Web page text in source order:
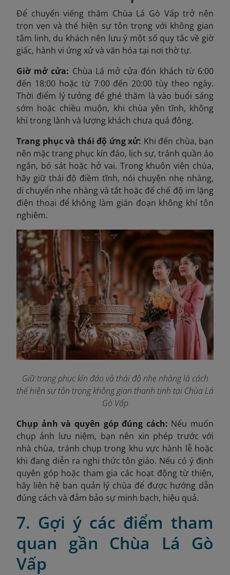
Để chuyến viếng thăm Chùa Lá Gò Vấp trở nên
trọn vẹn và thể hiện sự tôn trọng với không gian
tâm linh, du khách nên lưu ý một số quy tắc về giờ
giấc, hành vi ứng xử và văn hóa tại nơi thờ tự.
Giờ mở cửa: Chùa Lá mở cửa đón khách từ 6:00
đến 18:00 hoặc từ 7:00 đến 20:00 tùy theo ngày.
Thời điểm lý tưởng để ghé thăm là vào buổi sáng
sớm hoặc chiều muộn, khi chùa yên tĩnh, không
khí trong lành và lượng khách chưa quá đông.
Trang phục và thái độ ứng xử: Khi đến chùa, bạn
nên mặc trang phục kín đáo, lịch sự, tránh quần áo
ngắn, bó sát hoặc hở vai. Trong khuôn viên chùa,
hãy giữ thái độ điềm tĩnh, nói chuyện nhẹ nhàng,
di chuyển nhẹ nhàng và tắt hoặc để chế độ im lặng
điện thoại để không làm gián đoạn không khí tôn
nghiêm.
Giữ trang phục kín đáo và thái độ nhẹ nhàng là cách
thể hiện sự tôn trọng không gian thanh tịnh tại Chùa Lá
Gò Vấp
Chụp ảnh và quyên góp đúng cách: Nếu muốn
chụp ảnh lưu niệm, bạn nên xin phép trước với
nhà chùa, tránh chụp trong khu vực hành lễ hoặc
khi đang diễn ra nghi thức tôn giáo. Nếu có ý định
quyên góp hoặc tham gia các hoạt động từ thiện,
hãy liên hệ ban quản lý chùa để được hướng dẫn
đúng cách và đảm bảo sự minh bạch, hiệu quả.
7. Gợi ý các điểm tham
quan gần Chùa Lá Gò
Vấp